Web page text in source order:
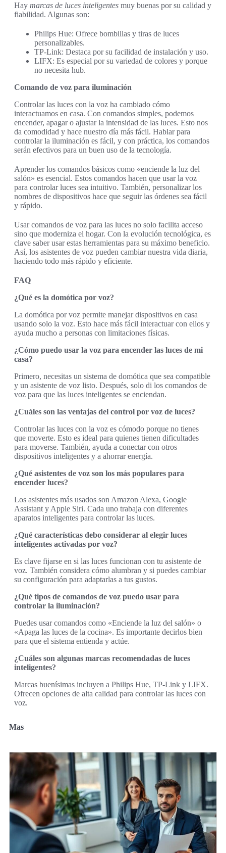
Hay marcas de luces inteligentes muy buenas por su calidad y
fiabilidad. Algunas son:
Philips Hue: Ofrece bombillas y tiras de luces
personalizables.
TP-Link: Destaca por su facilidad de instalación y uso.
LIFX: Es especial por su variedad de colores y porque
no necesita hub.
Comando de voz para iluminación
Controlar las luces con la voz ha cambiado cómo
interactuamos en casa. Con comandos simples, podemos
encender, apagar o ajustar la intensidad de las luces. Esto nos
da comodidad y hace nuestro día más fácil. Hablar para
controlar la iluminación es fácil, y con práctica, los comandos
serán efectivos para un buen uso de la tecnología.
Aprender los comandos básicos como «enciende la luz del
salón» es esencial. Estos comandos hacen que usar la voz
para controlar luces sea intuitivo. También, personalizar los
nombres de dispositivos hace que seguir las órdenes sea fácil
y rápido.
Usar comandos de voz para las luces no solo facilita acceso
sino que moderniza el hogar. Con la evolución tecnológica, es
clave saber usar estas herramientas para su máximo beneficio.
Así, los asistentes de voz pueden cambiar nuestra vida diaria,
haciendo todo más rápido y eficiente.
FAQ
¿Qué es la domótica por voz?
La domótica por voz permite manejar dispositivos en casa
usando solo la voz. Esto hace más fácil interactuar con ellos y
ayuda mucho a personas con limitaciones físicas.
¿Cómo puedo usar la voz para encender las luces de mi
casa?
Primero, necesitas un sistema de domótica que sea compatible
y un asistente de voz listo. Después, solo di los comandos de
voz para que las luces inteligentes se enciendan.
¿Cuáles son las ventajas del control por voz de luces?
Controlar las luces con la voz es cómodo porque no tienes
que moverte. Esto es ideal para quienes tienen dificultades
para moverse. También, ayuda a conectar con otros
dispositivos inteligentes y a ahorrar energía.
¿Qué asistentes de voz son los más populares para
encender luces?
Los asistentes más usados son Amazon Alexa, Google
Assistant y Apple Siri. Cada uno trabaja con diferentes
aparatos inteligentes para controlar las luces.
¿Qué características debo considerar al elegir luces
inteligentes activadas por voz?
Es clave fijarse en si las luces funcionan con tu asistente de
voz. También considera cómo alumbran y si puedes cambiar
su configuración para adaptarlas a tus gustos.
¿Qué tipos de comandos de voz puedo usar para
controlar la iluminación?
Puedes usar comandos como «Enciende la luz del salón» o
«Apaga las luces de la cocina». Es importante decirlos bien
para que el sistema entienda y actúe.
¿Cuáles son algunas marcas recomendadas de luces
inteligentes?
Marcas buenísimas incluyen a Philips Hue, TP-Link y LIFX.
Ofrecen opciones de alta calidad para controlar las luces con
voz.
Mas